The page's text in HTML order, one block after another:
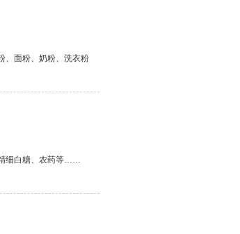
、面粉、奶粉、洗衣粉
细白糖、农药等……